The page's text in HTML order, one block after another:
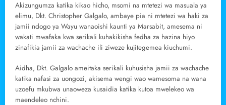
Akizungumza katika kikao hicho, msomi na mtetezi wa masuala ya
elimu, Dkt. Christopher Galgalo, ambaye pia ni mtetezi wa haki za
jamii ndogo ya Wayu wanaoishi kaunti ya Marsabit, amesema ni
wakati mwafaka kwa serikali kuhakikisha fedha za hazina hiyo
zinafikia jamii za wachache ili ziweze kujitegemea kiuchumi.
Aidha, Dkt. Galgalo ameitaka serikali kuhusisha jamii za wachache
katika nafasi za uongozi, akisema wengi wao wamesoma na wana
uzoefu mkubwa unaoweza kusaidia katika kutoa mwelekeo wa
maendeleo nchini.